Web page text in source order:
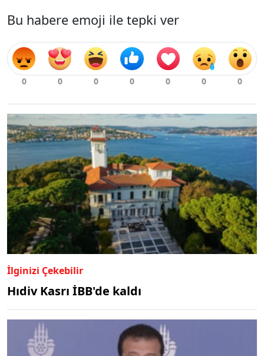
Bu habere emoji ile tepki ver
İlginizi Çekebilir
Hıdiv Kasrı İBB'de kaldı